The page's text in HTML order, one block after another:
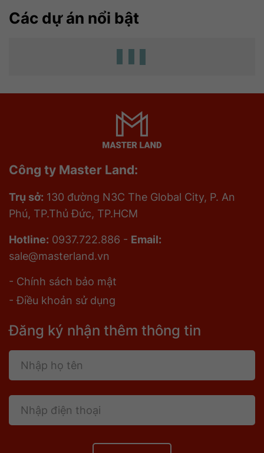
Các dự án nổi bật
Công ty Master Land:
Trụ sở: 130 đường N3C The Global City, P. An
Phú, TP.Thủ Đức, TP.HCM
Hotline: 0937.722.886 - Email:
sale@masterland.vn
- Chính sách bảo mật
- Điều khoản sử dụng
Đăng ký nhận thêm thông tin